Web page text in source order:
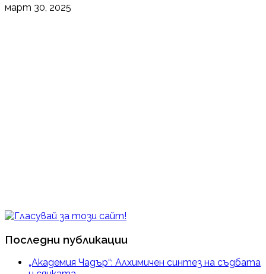
март 30, 2025
Последни публикации
„Академия Чадър“: Алхимичен синтез на съдбата